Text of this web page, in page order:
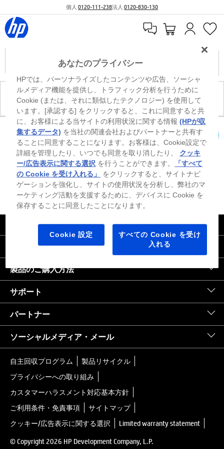
個人 0120-111-238法人 0120-830-130
現在、このカテゴリには商品がありません。
カートを確認
※ Windowsのすべてのエディションまたはバージョンで、すべての機能を使用でき
るわけではありません。Windowsの機能を最大限に活用するには、システムのハ
ードウェア、ドライバー、ソフトウェアのアップグレードおよび/または別途購
入、あるいはBIOSのアップデートが必要になる場合があります。Windowsは自動
的にアップデートされ、有効になります。高速インターネットとMicrosoftアカウ
ントが必要になります。ISPの料金が適用され、今後アップデートの際に要件が追
加される場合があります。http://www.windows.com 外部リンクアイコンをご覧く
ださい。
｜United States HP.com
会社情報
製品のご購入方法
サポート
パートナー
ソーシャルメディア・メール
自主回収プログラム
製品リサイクル
プライバシーへの取り組み
カスタマーハラスメント対応基本方針
ご利用条件・免責事項
サイトマップ
クッキー/広告表示に関する選択
Limited warranty statement
© Copyright 2026 HP Development Company, L.P.
あなたのプライバシー
HPでは、パーソナライズしたコンテンツや広告、ソーシャ
ルメディア機能を提供し、トラフィック分析を行うために
Cookie (または、それに類似したテクノロジー) を使用して
います。[承認する] をクリックすると、これに同意すると共
に、お客様による当サイトの利用状況に関する情報(HPが収
集するデータ) を当社の関連会社およびパートナーと共有す
ることに同意することになります。お客様は、Cookie設定で
詳細を管理したり、いつでも同意を取り消したり、 クッキ
ー/広告表示に関する選択 を行うことができます。
「すべて
の Cookie を受け入れる」
をクリックすると、サイトナビ
ゲーションを強化し、サイトの使用状況を分析し、弊社のマ
ーケティング活動を支援するために、デバイスに Cookie を
保存することに同意したことになります。
Cookie 設定
すべての Cookie を受け
入れる